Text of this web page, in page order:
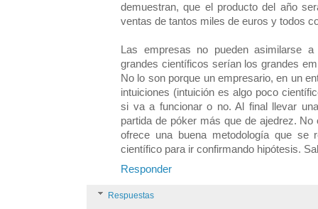
demuestran, que el producto del año
ventas de tantos miles de euros y todos
Las empresas no pueden asimilarse
grandes científicos serían los grandes
No lo son porque un empresario, en un
intuiciones (intuición es algo poco
si va a funcionar o no. Al final llevar
partida de póker más que de ajedrez.
ofrece una buena metodología que se
científico para ir confirmando hipótesis.
Responder
Respuestas